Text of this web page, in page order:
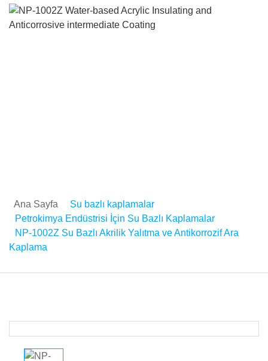
Ana Sayfa
Su bazlı kaplamalar
Petrokimya Endüstrisi İçin Su Bazlı Kaplamalar
NP-1002Z Su Bazlı Akrilik Yalıtma ve Antikorrozif Ara
Kaplama